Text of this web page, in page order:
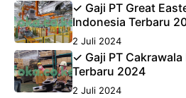
✓ Gaji PT Great
Indonesia Terbaru
2 Juli 2024
✓ Gaji PT Cakrawala
Terbaru 2024
2 Juli 2024